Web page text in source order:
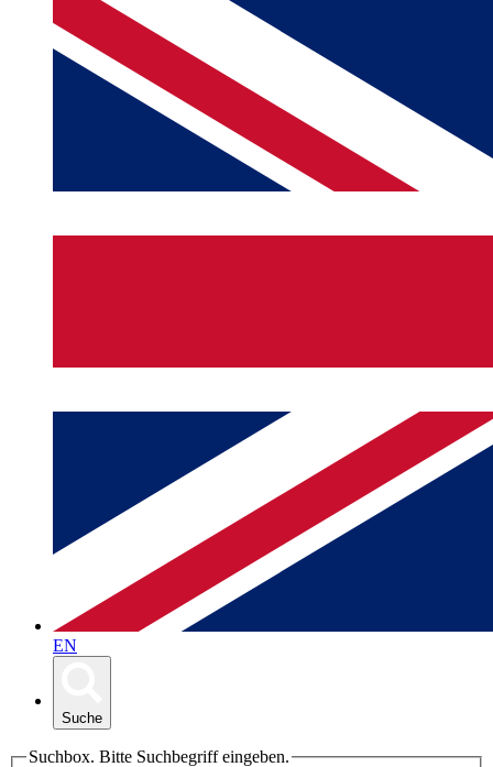
EN
Suche
Suchbox. Bitte Suchbegriff eingeben.